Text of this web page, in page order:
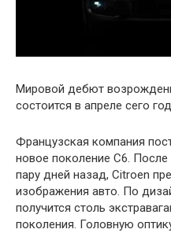
Мировой дебют
состоится в апреле сего
Французская компания
новое поколение C6.
пару дней назад, Citroen
изображения авто. По
получится столь
поколения. Головную